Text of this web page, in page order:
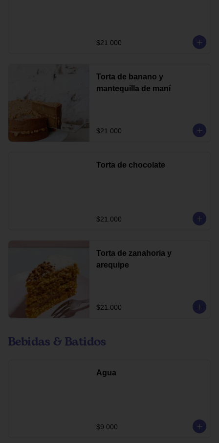
$21.000
Torta de banano y
mantequilla de maní
$21.000
Torta de chocolate
$21.000
Torta de zanahoria y
arequipe
$21.000
Bebidas & Batidos
Agua
$9.000